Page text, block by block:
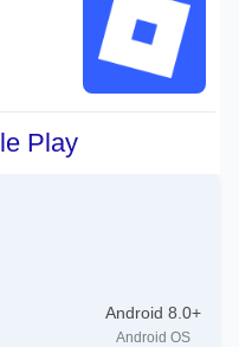
Android 8.0+
Android OS